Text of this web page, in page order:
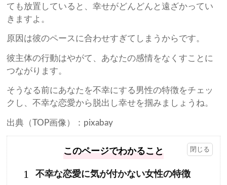
ても放置していると、幸せがどんどんと遠ざかってい
きますよ。
原因は彼のペースに合わせすぎてしまうからです。
彼主体の行動はやがて、あなたの感情をなくすことに
つながります。
そうなる前にあなたを不幸にする男性の特徴をチェッ
クし、不幸な恋愛から脱出し幸せを掴みましょうね。
出典（TOP画像）：pixabay
このページでわかること
1 不幸な恋愛に気が付かない女性の特徴